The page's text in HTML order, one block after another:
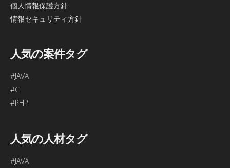
個人情報保護方針
情報セキュリティ方針
人気の案件タグ
#JAVA
#C
#PHP
人気の人材タグ
#JAVA